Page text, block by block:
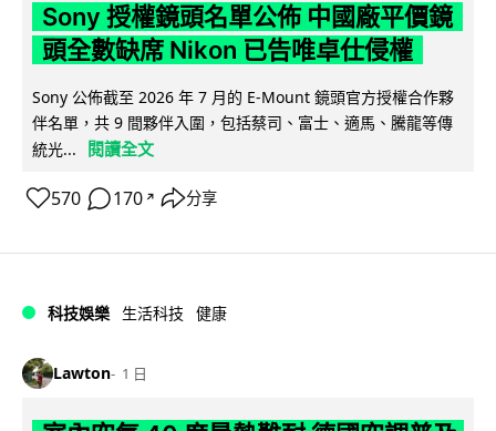
Sony 授權鏡頭名單公佈 中國廠平價鏡
頭全數缺席 Nikon 已告唯卓仕侵權
Sony 公佈截至 2026 年 7 月的 E-Mount 鏡頭官方授權合作夥
伴名單，共 9 間夥伴入圍，包括蔡司、富士、適馬、騰龍等傳
統光...
閱讀全文
570 170 ↗ 分享
科技娛樂 生活科技 健康
Lawton 1 日